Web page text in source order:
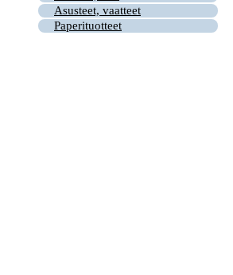
Asusteet, vaatteet
Paperituotteet